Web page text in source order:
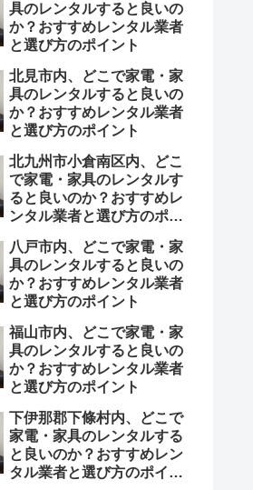
具のレンタルすると良いの
か？おすすめレンタル業者
と選び方のポイント
北見市内、どこで家電・家
具のレンタルすると良いの
か？おすすめレンタル業者
と選び方のポイント
北九州市小倉南区内、どこ
で家電・家具のレンタルす
ると良いのか？おすすめレ
ンタル業者と選び方のポイ
八戸市内、どこで家電・家
具のレンタルすると良いの
か？おすすめレンタル業者
と選び方のポイント
福山市内、どこで家電・家
具のレンタルすると良いの
か？おすすめレンタル業者
と選び方のポイント
下伊那郡下條村内、どこで
家電・家具のレンタルする
と良いのか？おすすめレン
タル業者と選び方のポイン